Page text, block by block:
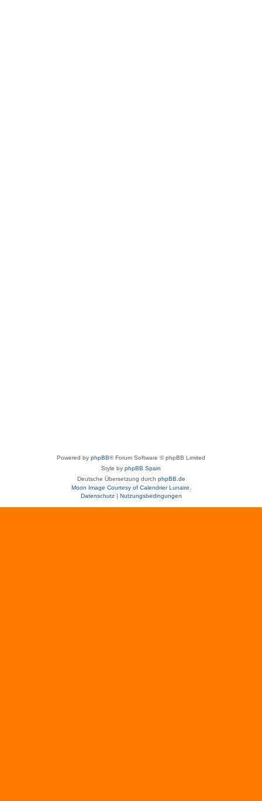
Powered by phpBB® Forum Software © phpBB Limited
Style by phpBB Spain
Deutsche Übersetzung durch phpBB.de
Moon Image Courtesy of Calendrier Lunaire.
Datenschutz| Nutzungsbedingungen